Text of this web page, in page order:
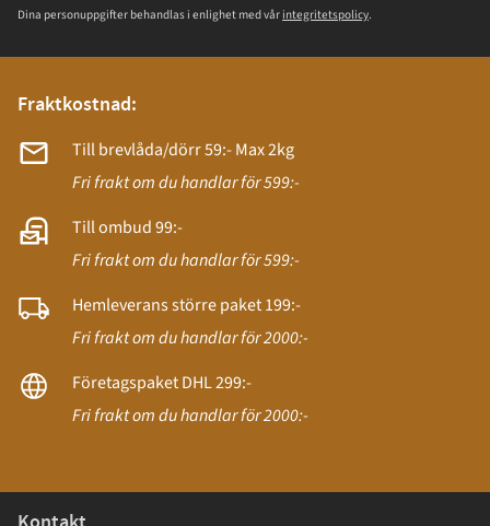
Dina personuppgifter behandlas i enlighet med vår integritetspolicy.
Fraktkostnad:
Till brevlåda/dörr 59:- Max 2kg
Fri frakt om du handlar för 599:-
Till ombud 99:-
Fri frakt om du handlar för 599:-
Hemleverans större paket 199:-
Fri frakt om du handlar för 2000:-
Företagspaket DHL 299:-
Fri frakt om du handlar för 2000:-